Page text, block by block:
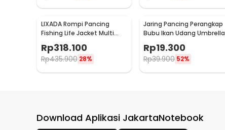
LIXADA Rompi Pancing
Fishing Life Jacket Multi
Slot - GDS09
Rp318.100
Rp435.900 28%
Jaring Pancing Perangkap
Bubu Ikan Udang Umbrella
Fishing Net 5 Hole
Rp19.300
Rp39.900 52%
Download Aplikasi JakartaNotebook